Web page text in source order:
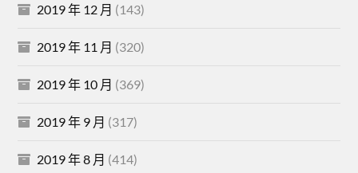
2019 年 12 月 (143)
2019 年 11 月 (320)
2019 年 10 月 (369)
2019 年 9 月 (317)
2019 年 8 月 (414)